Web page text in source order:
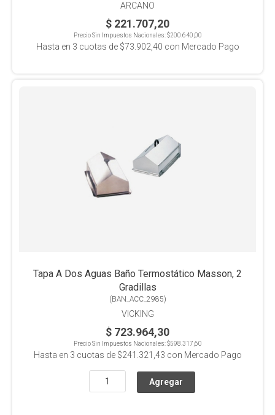
ARCANO
$ 221.707,20
Precio Sin Impuestos Nacionales:$200.640,00
Hasta en 3 cuotas de $73.902,40 con Mercado Pago
Tapa A Dos Aguas Baño Termostático Masson, 2
Gradillas
(BAN_ACC_2985)
VICKING
$ 723.964,30
Precio Sin Impuestos Nacionales:$598.317,60
Hasta en 3 cuotas de $241.321,43 con Mercado Pago